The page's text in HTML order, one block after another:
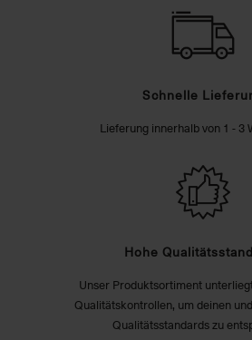
Schnelle
Lieferung innerhalb von 1 - 3
Hohe
Unser Produktsortiment
Qualitätskontrollen, um deinen
Qualitätsstandards zu